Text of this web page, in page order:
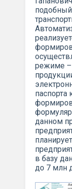
режиме –
паспорта
данном
в базу
до 7 млн